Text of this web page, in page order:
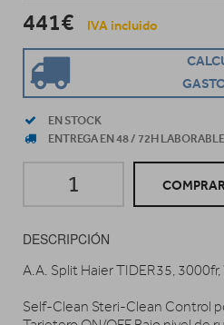
441€ IVA incluido
EN STOCK
ENTREGA EN 48 / 72H
DESCRIPCIÓN
A.A. Split Haier TIDER35, 3000fr,
Self-Clean Steri-Clean Control